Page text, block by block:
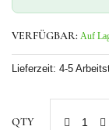
VERFÜGBAR: Auf
Lieferzeit: 4-5
QTY